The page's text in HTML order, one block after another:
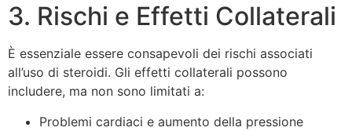
3. Rischi e Effetti Collaterali
È essenziale essere consapevoli dei rischi associati
all’uso di steroidi. Gli effetti collaterali possono
includere, ma non sono limitati a:
Problemi cardiaci e aumento della pressione